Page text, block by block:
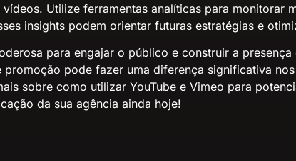
Utilize ferramentas analíticas para monitorar
insights podem orientar futuras estratégias e
para engajar o público e construir a presença
pode fazer uma diferença significativa
sobre como utilizar YouTube e Vimeo para
da sua agência ainda hoje!